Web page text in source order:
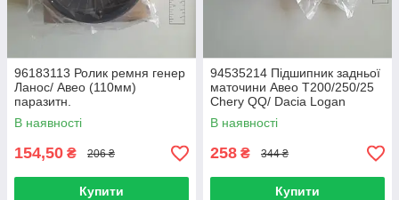
96183113 Ролик ремня генер
Ланос/ Авео (110мм)
паразитн.
В наявності
154,50 ₴ 206 ₴
Купити
94535214 Підшипник задньої
маточини Авео T200/250/25
Chery QQ/ Dacia Logan
(Кнотт)
В наявності
258 ₴ 344 ₴
Купити